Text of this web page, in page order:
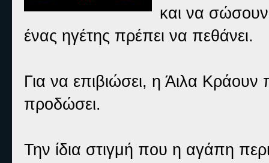
και να σώσουν
ένας ηγέτης πρέπει να πεθάνει.
Για να επιβιώσει, η Άιλα
προδώσει.
Την ίδια στιγμή που η αγάπη